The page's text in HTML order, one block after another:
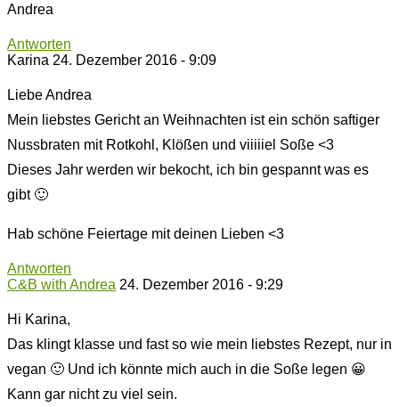
Andrea
Antworten
Karina 24. Dezember 2016 - 9:09
Liebe Andrea
Mein liebstes Gericht an Weihnachten ist ein schön saftiger
Nussbraten mit Rotkohl, Klößen und viiiiiel Soße <3
Dieses Jahr werden wir bekocht, ich bin gespannt was es
gibt 🙂
Hab schöne Feiertage mit deinen Lieben <3
Antworten
C&B with Andrea 24. Dezember 2016 - 9:29
Hi Karina,
Das klingt klasse und fast so wie mein liebstes Rezept, nur in
vegan 🙂 Und ich könnte mich auch in die Soße legen 😀
Kann gar nicht zu viel sein.